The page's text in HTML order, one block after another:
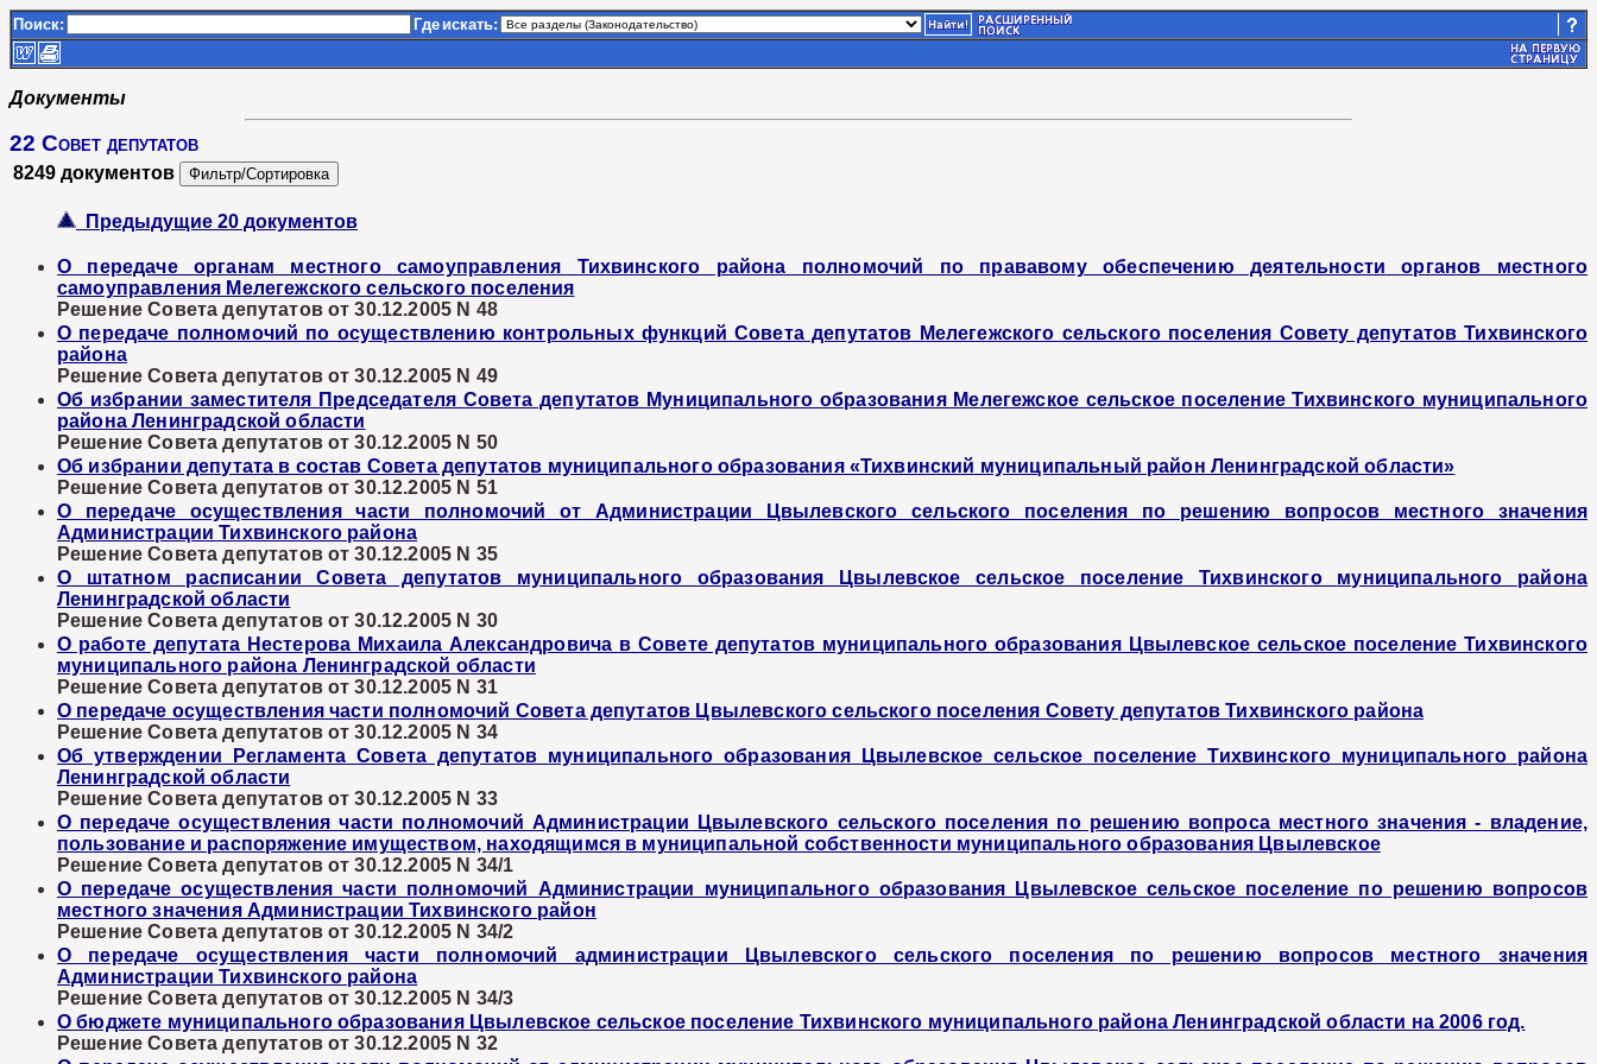
Поиск: Где искать:
Документы
22 Совет депутатов
8249 документов
Предыдущие 20 документов
О передаче органам местного самоуправления Тихвинского района полномочий по прававому обеспечению деятельности органов местного
самоуправления Мелегежского сельского поселения
Решение Совета депутатов от 30.12.2005 N 48
О передаче полномочий по осуществлению контрольных функций Совета депутатов Мелегежского сельского поселения Совету депутатов Тихвинского
района
Решение Совета депутатов от 30.12.2005 N 49
Об избрании заместителя Председателя Совета депутатов Муниципального образования Мелегежское сельское поселение Тихвинского муниципального
района Ленинградской области
Решение Совета депутатов от 30.12.2005 N 50
Об избрании депутата в состав Совета депутатов муниципального образования «Тихвинский муниципальный район Ленинградской области»
Решение Совета депутатов от 30.12.2005 N 51
О передаче осуществления части полномочий от Администрации Цвылевского сельского поселения по решению вопросов местного значения
Администрации Тихвинского района
Решение Совета депутатов от 30.12.2005 N 35
О штатном расписании Совета депутатов муниципального образования Цвылевское сельское поселение Тихвинского муниципального района
Ленинградской области
Решение Совета депутатов от 30.12.2005 N 30
О работе депутата Нестерова Михаила Александровича в Совете депутатов муниципального образования Цвылевское сельское поселение Тихвинского
муниципального района Ленинградской области
Решение Совета депутатов от 30.12.2005 N 31
О передаче осуществления части полномочий Совета депутатов Цвылевского сельского поселения Совету депутатов Тихвинского района
Решение Совета депутатов от 30.12.2005 N 34
Об утверждении Регламента Совета депутатов муниципального образования Цвылевское сельское поселение Тихвинского муниципального района
Ленинградской области
Решение Совета депутатов от 30.12.2005 N 33
О передаче осуществления части полномочий Администрации Цвылевского сельского поселения по решению вопроса местного значения - владение,
пользование и распоряжение имуществом, находящимся в муниципальной собственности муниципального образования Цвылевское
Решение Совета депутатов от 30.12.2005 N 34/1
О передаче осуществления части полномочий Администрации муниципального образования Цвылевское сельское поселение по решению вопросов
местного значения Администрации Тихвинского район
Решение Совета депутатов от 30.12.2005 N 34/2
О передаче осуществления части полномочий администрации Цвылевского сельского поселения по решению вопросов местного значения
Администрации Тихвинского района
Решение Совета депутатов от 30.12.2005 N 34/3
О бюджете муниципального образования Цвылевское сельское поселение Тихвинского муниципального района Ленинградской области на 2006 год.
Решение Совета депутатов от 30.12.2005 N 32